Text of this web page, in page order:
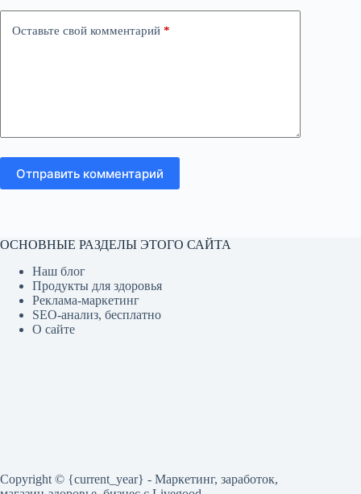
Оставьте свой комментарий *
Отправить комментарий
ОСНОВНЫЕ РАЗДЕЛЫ ЭТОГО САЙТА
Наш блог
Продукты для здоровья
Реклама-маркетинг
SEO-анализ, бесплатно
О сайте
Copyright © {current_year} - Маркетинг, заработок,